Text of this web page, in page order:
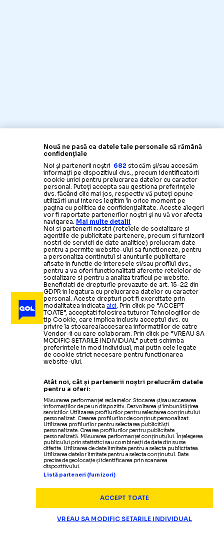
Nouă ne pasă ca datele tale personale să rămână
confidențiale
Noi și partenerii noștri 682 stocăm și/sau accesăm
informații pe dispozitivul dvs., precum identificatorii
cookie unici pentru prelucrarea datelor cu caracter
personal. Puteți accepta sau gestiona preferințele
dvs. făcând clic mai jos, respectiv vă puteți opune
utilizării unui interes legitim în orice moment pe
pagina cu politica de confidențialitate. Aceste alegeri
vor fi raportate partenerilor noștri și nu vă vor afecta
navigarea. Mai multe detalii
Noi si partenerii nostri (retelele de socializare si
agentiile de publicitate partenere, precum si furnizorii
nostri de servicii de date analitice) prelucram date
pentru a permite website-ului sa functioneze, pentru
a personaliza continutul si anunturile publicitare
afisate in functie de interesele si/sau profilul dvs.,
pentru a va oferi functionalitati aferente retelelor de
socializare si pentru a analiza traficul pe website.
Beneficiati de drepturile prevazute de art. 15-22 din
GDPR in legatura cu prelucrarea datelor cu caracter
personal. Aceste drepturi pot fi exercitate prin
modalitatea indicataaici. Prin click pe “ACCEPT
TOATE”, acceptati folosirea tuturor Tehnologiilor de
tip Cookie, care implica inclusiv acceptul dvs. cu
privire la stocarea/accesarea informatiilor de catre
Vendor-ii cu care colaboram. Prin click pe “VREAU SA
MODIFIC SETARILE INDIVIDUAL” puteti schimba
preferintele in mod individual, mai putin cele legate
de cookie strict necesare pentru functionarea
website-ului.
Atât noi, cât și partenerii noștri prelucrăm datele
pentru a oferi:
Măsurarea performanței reclamelor. Stocarea și/sau accesarea
informațiilor de pe un dispozitiv. Dezvoltarea și îmbunătățirea
serviciilor. Utilizarea profilurilor pentru selectarea conținutului
personalizat. Crearea profilurilor de conținut personalizat.
Utilizarea profilurilor pentru selectarea publicității
personalizate. Crearea profilurilor pentru publicitate
personalizată. Măsurarea performanței conținutului. Înțelegerea
publicului prin statistici sau combinații de date din surse
diferite. Utilizarea de date limitate pentru a selecta publicitatea.
Utilizarea datelor limitate pentru a selecta conținutul. Date
precise de geolocație și identificarea prin scanarea
dispozitivului.
Listă parteneri (furnizori)
ACCEPT TOATE
VREAU SA MODIFIC SETARILE INDIVIDUAL